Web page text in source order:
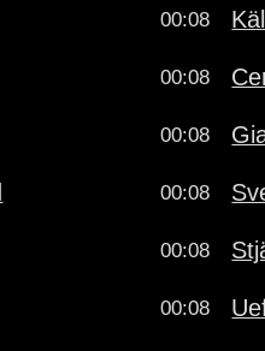
00:08
00:08
00:08
00:08
00:08
00:08